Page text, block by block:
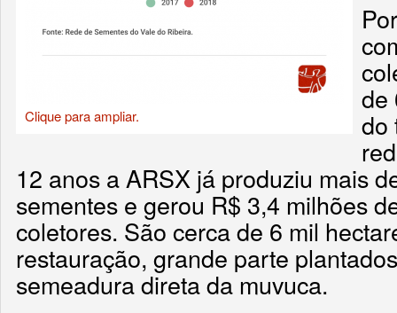
Clique para ampliar.
de
do
12 anos a ARSX já produziu mais
sementes e gerou R$ 3,4 milhões
coletores. São cerca de 6 mil
restauração, grande parte
semeadura direta da muvuca.